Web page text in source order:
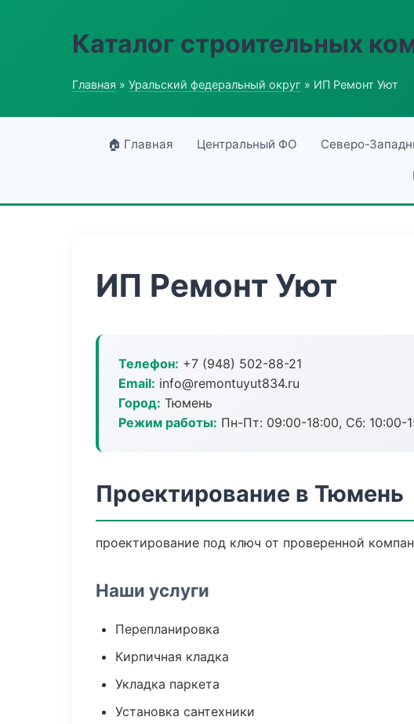
Каталог строительных
Главная » Уральский федеральный округ » ИП Ремонт Уют
🏠 Главная Центральный ФО Северо-
ИП Ремонт Уют
Телефон: +7 (948) 502-88-21
Email: info@remontuyut834.ru
Город: Тюмень
Режим работы: Пн-Пт: 09:00-18:00, Сб: 10:00-
Проектирование в Тюмень
проектирование под ключ от проверенной
Наши услуги
Перепланировка
Кирпичная кладка
Укладка паркета
Установка сантехники